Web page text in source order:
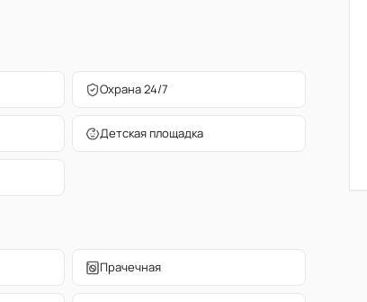
Охрана 24/7
Детская площадка
Прачечная